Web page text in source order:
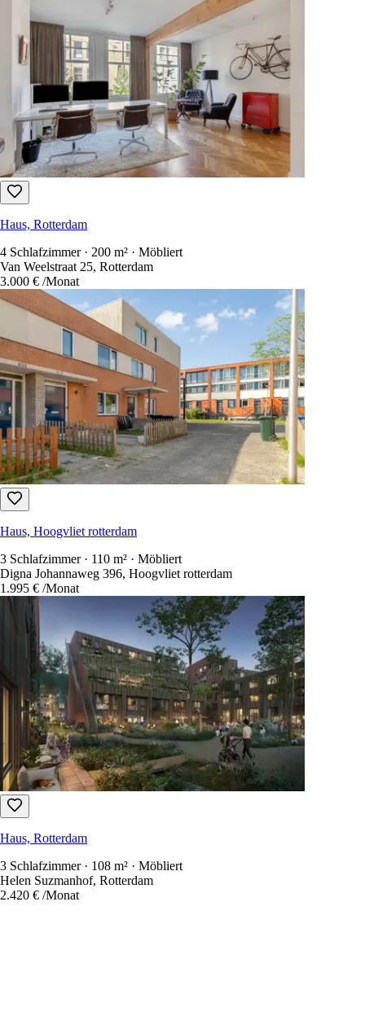
Haus, Rotterdam
4 Schlafzimmer · 200 m² · Möbliert
Van Weelstraat 25, Rotterdam
3.000 € /Monat
Haus, Hoogvliet rotterdam
3 Schlafzimmer · 110 m² · Möbliert
Digna Johannaweg 396, Hoogvliet rotterdam
1.995 € /Monat
Haus, Rotterdam
3 Schlafzimmer · 108 m² · Möbliert
Helen Suzmanhof, Rotterdam
2.420 € /Monat